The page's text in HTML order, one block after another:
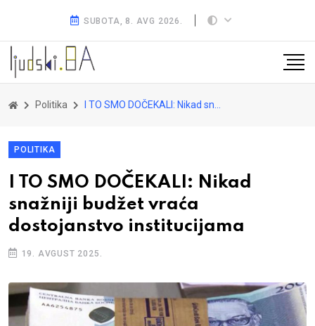
SUBOTA, 8. AVG 2026.
Politika I TO SMO DOČEKALI: Nikad snažniji budžet vraća dostojanstvo institucijama
POLITIKA
I TO SMO DOČEKALI: Nikad
snažniji budžet vraća
dostojanstvo institucijama
19. AVGUST 2025.